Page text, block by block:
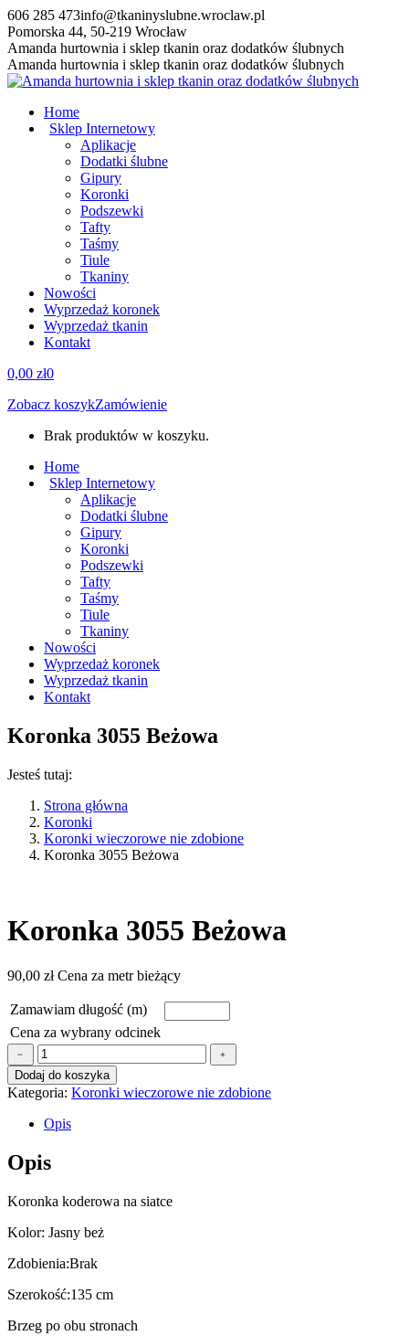
Przewiń
do
zawartości
606 285 473info@tkaninyslubne.wroclaw.pl
Pomorska 44, 50-219 Wrocław
Facebook
page
opens
new
window
Amanda hurtownia i sklep tkanin oraz dodatków ślubnych
Amanda hurtownia i sklep tkanin oraz dodatków ślubnych
Home
Sklep Internetowy
Aplikacje
Dodatki ślubne
Gipury
Koronki
Podszewki
Tafty
Taśmy
Tiule
Tkaniny
Nowości
Wyprzedaż koronek
Wyprzedaż tkanin
Kontakt
0,00 zł0
Zobacz koszykZamówienie
Brak produktów w koszyku.
Home
Sklep Internetowy
Aplikacje
Dodatki ślubne
Gipury
Koronki
Podszewki
Tafty
Taśmy
Tiule
Tkaniny
Nowości
Wyprzedaż koronek
Wyprzedaż tkanin
Kontakt
Koronka 3055 Beżowa
Jesteś tutaj:
Strona główna
Koronki
Koronki wieczorowe nie zdobione
Koronka 3055 Beżowa
Koronka 3055 Beżowa
90,00 złCena za metr bieżący
Zamawiam długość (m)
Cena za wybrany odcinek
ilość
Koronka
3055
Beżowa
﹣
﹢
Dodaj do koszyka
Kategoria: Koronki wieczorowe nie zdobione
Opis
Opis
Koronka koderowa na siatce
Kolor: Jasny beż
Zdobienia:Brak
Szerokość:135 cm
Brzeg po obu stronach